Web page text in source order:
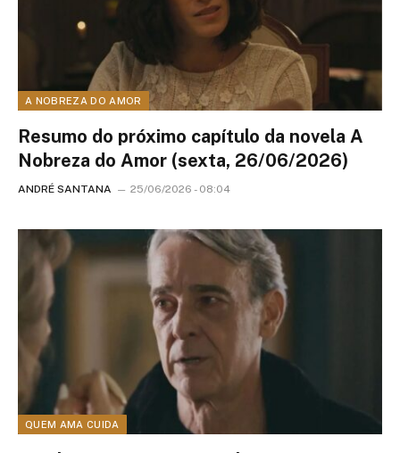
A NOBREZA DO AMOR
Resumo do próximo capítulo da novela A
Nobreza do Amor (sexta, 26/06/2026)
ANDRÉ SANTANA 25/06/2026 - 08:04
QUEM AMA CUIDA